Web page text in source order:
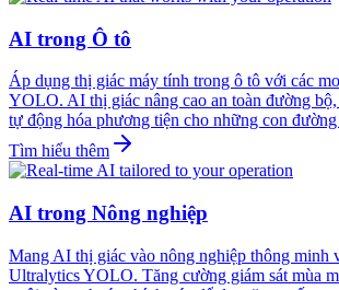
AI trong Ô tô
Áp dụng thị giác máy tính trong ô tô với các
YOLO. AI thị giác nâng cao an toàn đường
tự động hóa phương tiện cho những con
Tìm hiểu thêm
AI trong Nông nghiệp
Mang AI thị giác vào nông nghiệp thông minh
Ultralytics YOLO. Tăng cường giám sát mùa